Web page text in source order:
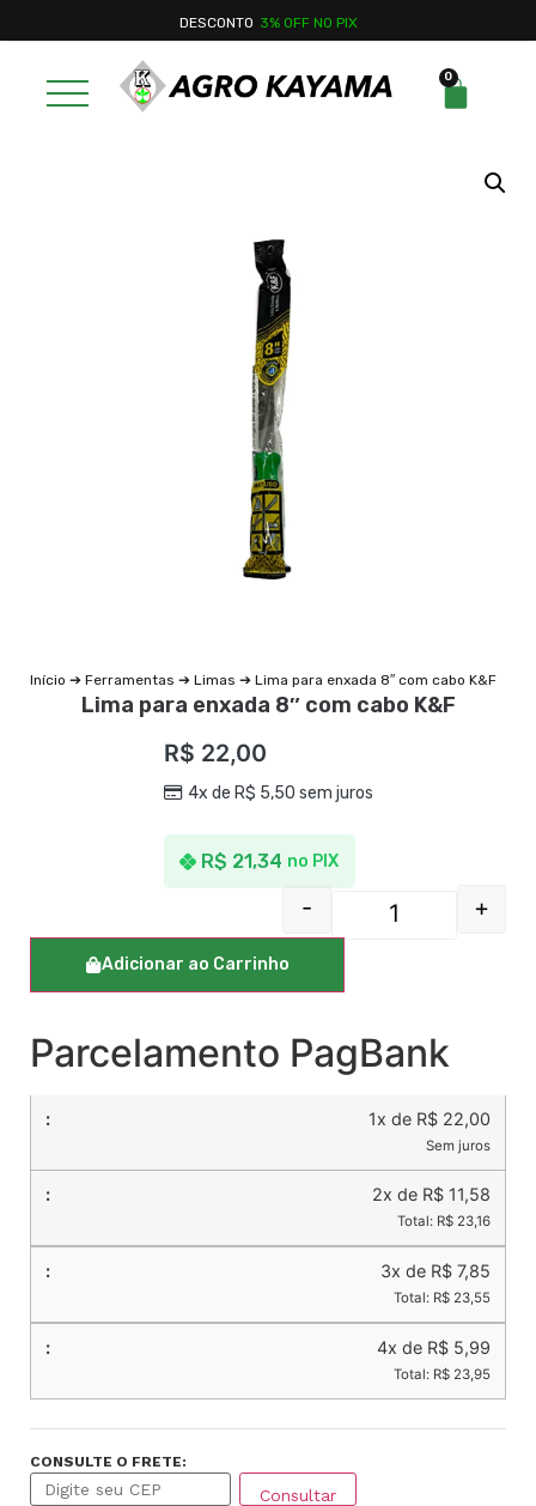
DESCONTO 3% OFF NO PIX
0
Início ➔ Ferramentas ➔ Limas ➔ Lima para enxada 8″ com cabo K&F
Lima para enxada 8″ com cabo K&F
R$ 22,00
4x de R$ 5,50 sem juros
R$ 21,34 no PIX
- +
Adicionar ao Carrinho
Parcelamento PagBank
1x de R$ 22,00
Sem juros
2x de R$ 11,58
Total: R$ 23,16
3x de R$ 7,85
Total: R$ 23,55
4x de R$ 5,99
Total: R$ 23,95
CONSULTE O FRETE:
Consultar